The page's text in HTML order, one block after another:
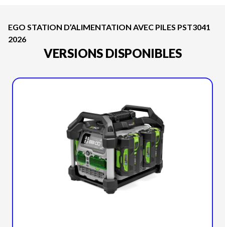
EGO STATION D’ALIMENTATION AVEC PILES PST3041
2026
VERSIONS DISPONIBLES